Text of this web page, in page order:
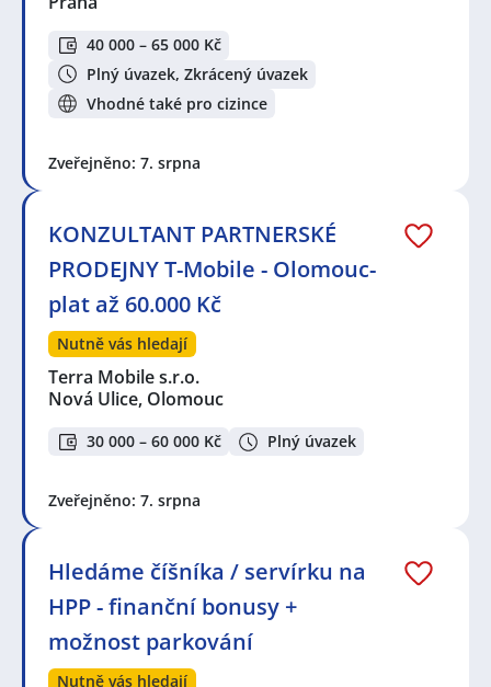
40 000 – 65 000 Kč
Plný úvazek, Zkrácený úvazek
Vhodné také pro cizince
Zveřejněno: 7. srpna
KONZULTANT PARTNERSKÉ
PRODEJNY T-Mobile - Olomouc-
plat až 60.000 Kč
Nutně vás hledají
Terra Mobile s.r.o.
Nová Ulice, Olomouc
30 000 – 60 000 Kč Plný úvazek
Zveřejněno: 7. srpna
Hledáme číšníka / servírku na
HPP - finanční bonusy +
možnost parkování
Nutně vás hledají